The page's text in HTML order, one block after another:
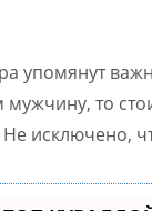
упомянут
то
исключено,